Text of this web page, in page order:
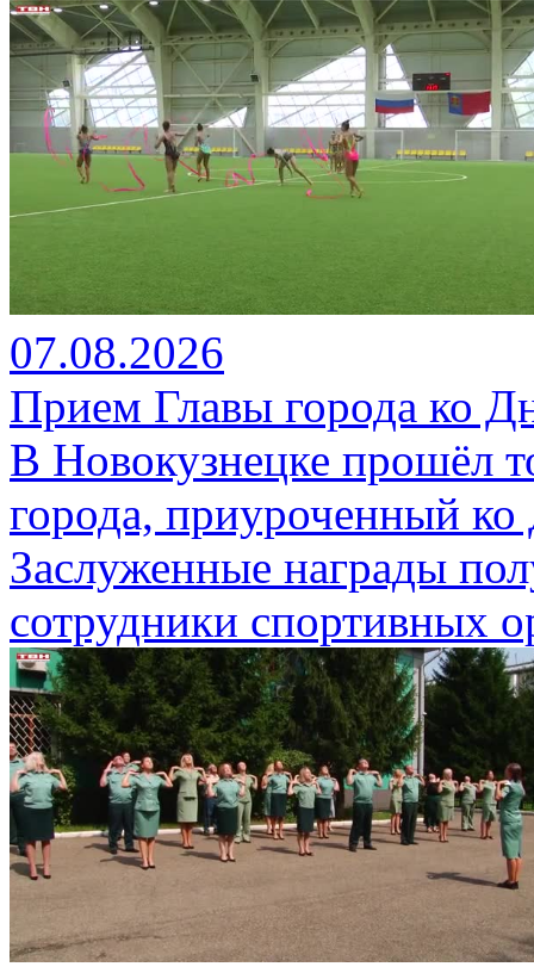
07.08.2026
Прием Главы города ко
В Новокузнецке прошёл
города, приуроченный
Заслуженные награды
сотрудники спортивных